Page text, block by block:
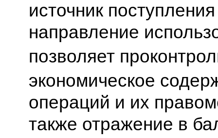
источник
направление
позволяет
экономическое
операций и их
также отражение в